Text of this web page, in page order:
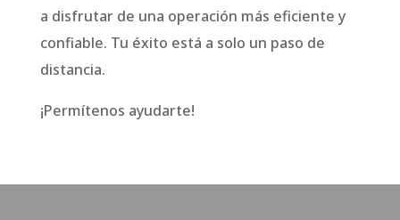
a disfrutar de una operación más eficiente y
confiable. Tu éxito está a solo un paso de
distancia.
¡Permítenos ayudarte!